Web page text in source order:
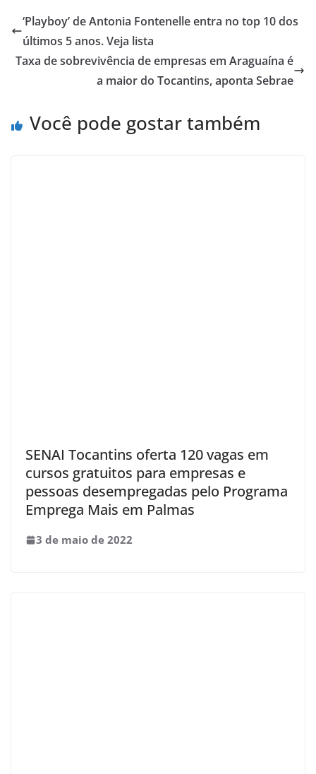
‘Playboy’ de Antonia Fontenelle entra no top 10 dos
últimos 5 anos. Veja lista
Taxa de sobrevivência de empresas em Araguaína é
a maior do Tocantins, aponta Sebrae
Você pode gostar também
SENAI Tocantins oferta 120 vagas em
cursos gratuitos para empresas e
pessoas desempregadas pelo Programa
Emprega Mais em Palmas
3 de maio de 2022